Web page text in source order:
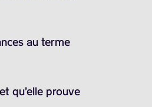
au terme
qu’elle prouve